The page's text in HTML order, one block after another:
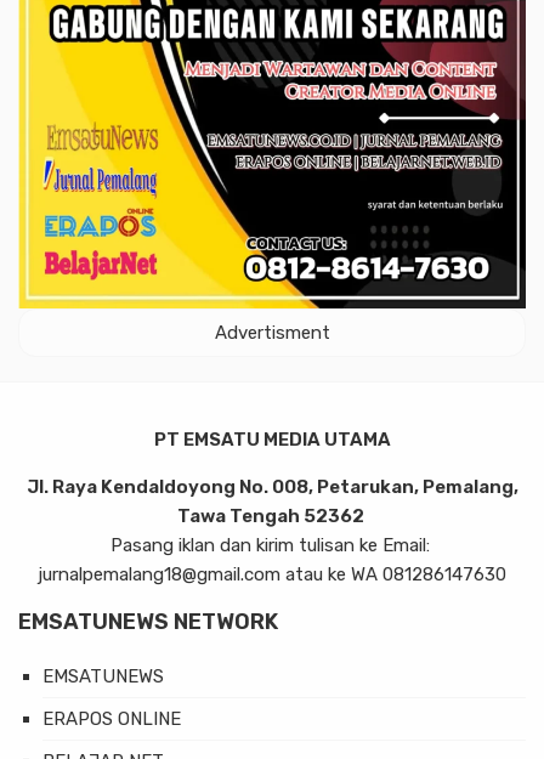
Advertisment
PT EMSATU MEDIA UTAMA
Jl. Raya Kendaldoyong No. 008, Petarukan, Pemalang,
Tawa Tengah 52362
Pasang iklan dan kirim tulisan ke Email:
jurnalpemalang18@gmail.com atau ke WA 081286147630
EMSATUNEWS NETWORK
EMSATUNEWS
ERAPOS ONLINE